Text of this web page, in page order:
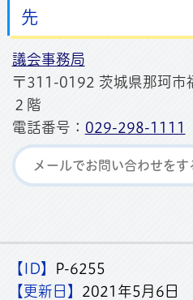
先
議会事務局
〒311-0192 茨城県那珂市
２階
電話番号： 029-298-1111
メールでお問い合わせをす
【ID】
P-6255
【更新日】 2021年5月6日